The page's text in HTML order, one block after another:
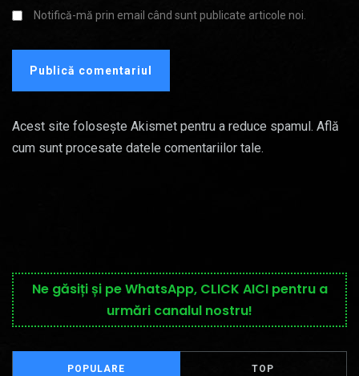
Notifică-mă prin email când sunt publicate articole noi.
Acest site folosește Akismet pentru a reduce spamul. Află
cum sunt procesate datele comentariilor tale.
Ne găsiți și pe WhatsApp, CLICK AICI pentru a
urmări canalul nostru!
POPULARE TOP